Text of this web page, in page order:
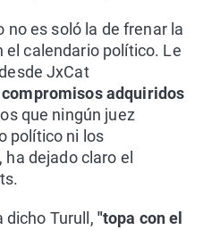
no es soló la de frenar la
calendario político. Le
JxCat
adquiridos
que ningún juez
político ni los
dejado claro el
dicho Turull, "topa con el